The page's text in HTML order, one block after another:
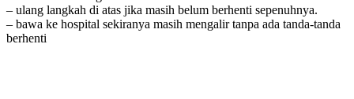
– ulang langkah di atas jika masih belum berhenti sepenuhnya.
– bawa ke hospital sekiranya masih mengalir tanpa ada tanda-tanda
berhenti